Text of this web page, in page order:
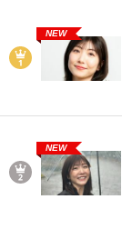
NEW
NEW